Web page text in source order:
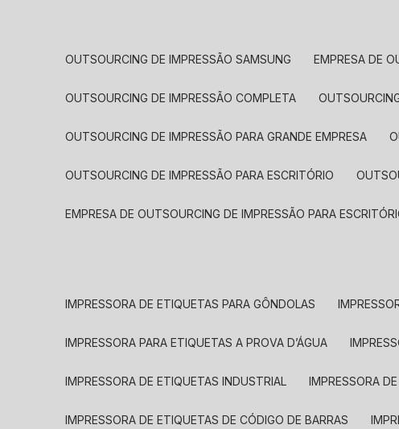
OUTSOURCING DE IMPRESSÃO SAMSUNG EMPRESA DE
OUTSOURCING DE IMPRESSÃO COMPLETA
OUTSOURCING DE IMPRESSÃO PARA GRANDE EMPRESA
OUTSOURCING DE IMPRESSÃO PARA ESCRITÓRIO
EMPRESA DE OUTSOURCING DE IMPRESSÃO PARA
IMPRESSORA DE ETIQUETAS PARA GÔNDOLAS
IMPRESSORA PARA ETIQUETAS A PROVA D’ÁGUA
IMPRESSORA DE ETIQUETAS INDUSTRIAL IMPRESSORA
IMPRESSORA DE ETIQUETAS DE CÓDIGO DE BARRAS